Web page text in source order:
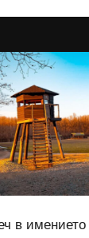
в имението